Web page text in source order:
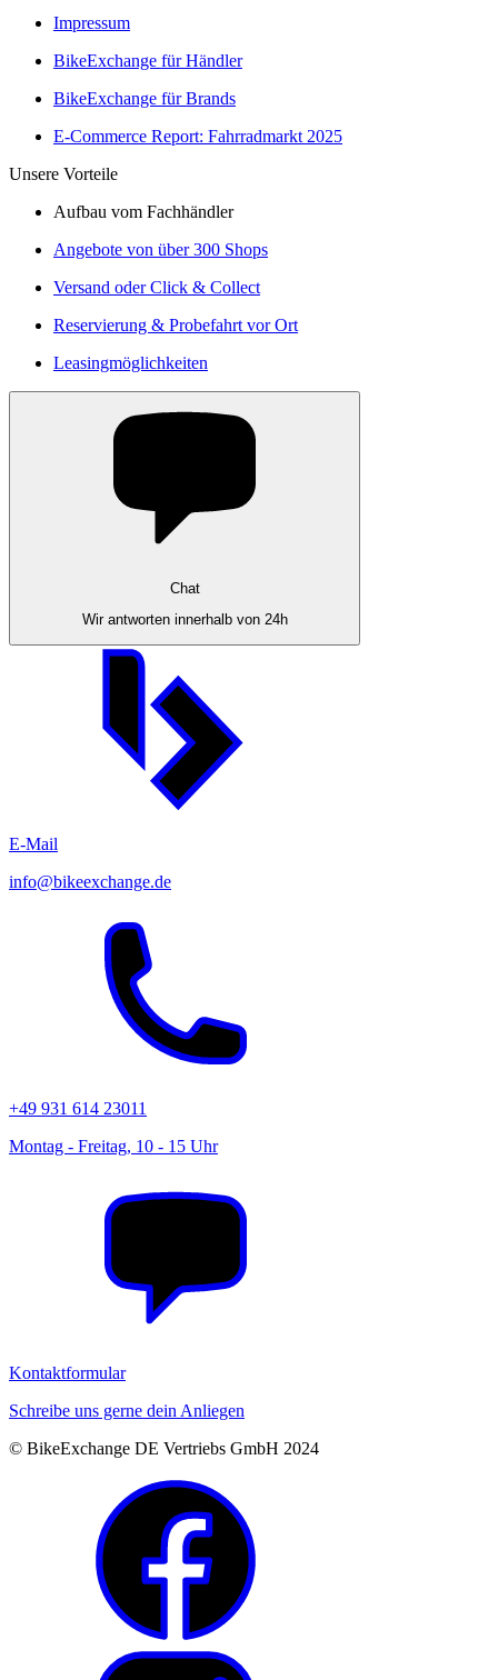
Impressum
BikeExchange für Händler
BikeExchange für Brands
E-Commerce Report: Fahrradmarkt 2025
Unsere Vorteile
Aufbau vom Fachhändler
Angebote von über 300 Shops
Versand oder Click & Collect
Reservierung & Probefahrt vor Ort
Leasingmöglichkeiten
Chat
Wir antworten innerhalb von 24h
E-Mail
info@bikeexchange.de
+49 931 614 23011
Montag - Freitag, 10 - 15 Uhr
Kontaktformular
Schreibe uns gerne dein Anliegen
© BikeExchange DE Vertriebs GmbH 2024